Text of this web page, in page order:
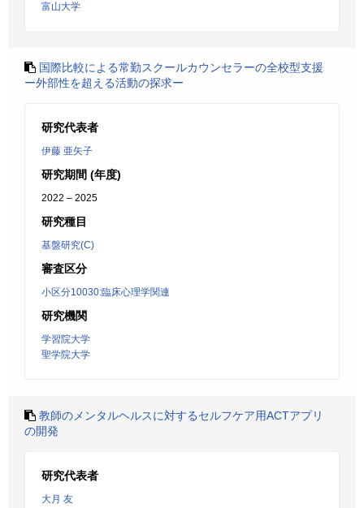
富山大学
国際比較による常勤スクールカウンセラーの全校型支援
ー外部性を超える活動の探求ー
研究代表者
伊藤 亜矢子
研究期間 (年度)
2022 – 2025
研究種目
基盤研究(C)
審査区分
小区分10030:臨床心理学関連
研究機関
学習院大学
聖学院大学
教師のメンタルヘルスに対するセルフケア用ACTアプリ
の開発
研究代表者
大月 友